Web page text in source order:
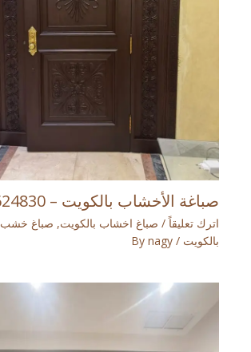
صباغة الأخشاب بالكويت – 60624830
اترك تعليقاً / صباغ اخشاب بالكويت, صباغ خشب
بالكويت / By
nagy